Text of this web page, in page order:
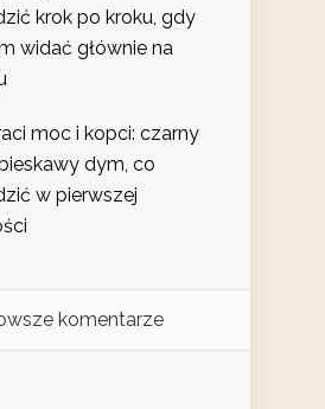
krok po kroku, gdy
widać głównie na
moc i kopci: czarny
dym, co
w pierwszej
komentarze